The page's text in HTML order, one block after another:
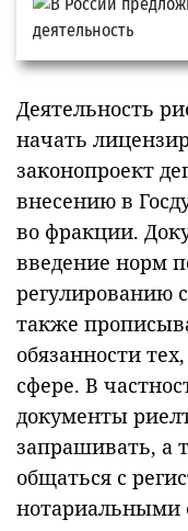
Деятельность
начать
законопроект
внесению в
во фракции.
введение норм
регулированию
также
обязанности
сфере. В
документы
запрашивать, а
общаться с
нотариальными